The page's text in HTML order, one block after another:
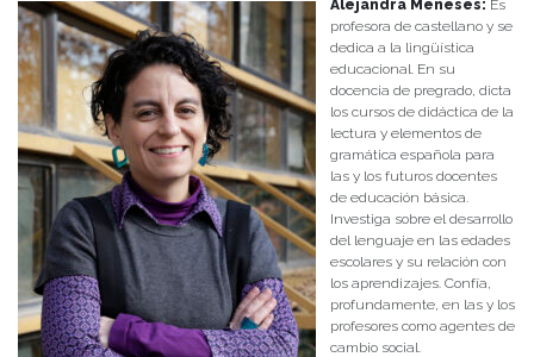
Alejandra Meneses: Es
profesora de castellano y se
dedica a la lingüística
educacional. En su
docencia de pregrado, dicta
los cursos de didáctica de la
lectura y elementos de
gramática española para
las y los futuros docentes
de educación básica.
Investiga sobre el desarrollo
del lenguaje en las edades
escolares y su relación con
los aprendizajes. Confía,
profundamente, en las y los
profesores como agentes de
cambio social.